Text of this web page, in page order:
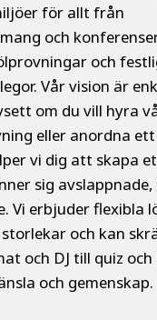
för allt från
och
och
Vår vision är
om du vill hyra
eller anordna
vi dig att skapa
sig
Vi erbjuder flexibla
och kan
och DJ till quiz
och gemenskap.